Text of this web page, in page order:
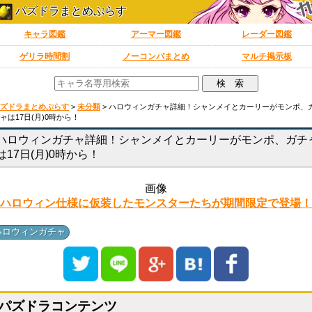
パズドラまとめぷらす
キャラ図鑑 アーマー図鑑 レーダー図鑑
ゲリラ時間割 ノーコンパまとめ マルチ掲示板
ドラまとめぷらす > 未分類 > ハロウィンガチャ詳細！シャンメイとカーリーがモンポ、
は17日(月)0時から！
ロウィンガチャ詳細！シャンメイとカーリーがモンポ、ガチ
17日(月)0時から！
画像
ハロウィン仕様に仮装したモンスターたちが期間限定で登場！
ロウィンガチャ
ズドラコンテンツ